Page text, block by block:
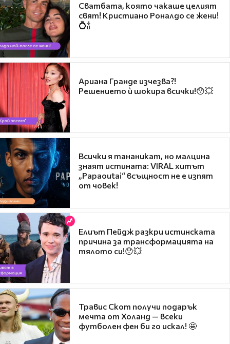
Сватбата, която чакаше целият
свят! Кристиано Роналдо се жени!
💍🍾
Ариана Гранде изчезва?!
Решението ѝ шокира всички!😯💥
Всички я тананикат, но малцина
знаят истината: VIRAL хитът
„Papaoutai“ всъщност не е изпят
от човек!
Елиът Пейдж разкри истинската
причина за трансформацията на
тялото си!😯💥
Травис Скот получи подарък
мечта от Холанд — всеки
футболен фен би го искал! 🤩